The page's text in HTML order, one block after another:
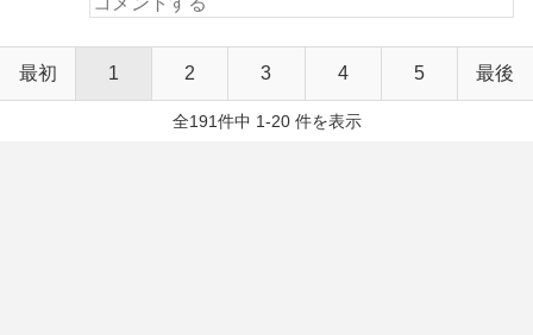
最初 1 2 3 4 5 最後
全191件中 1-20 件を表示